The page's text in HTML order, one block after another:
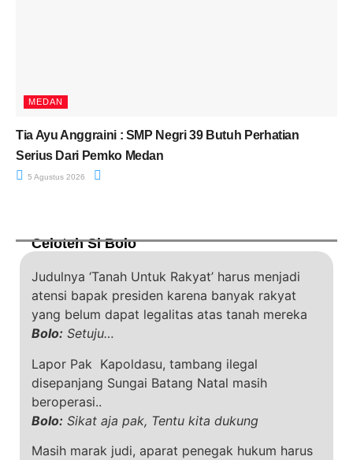
MEDAN
Tia Ayu Anggraini : SMP Negri 39 Butuh Perhatian
Serius Dari Pemko Medan
5 Agustus 2026
Celoteh Si Bolo
Judulnya ‘Tanah Untuk Rakyat’ harus menjadi
atensi bapak presiden karena banyak rakyat
yang belum dapat legalitas atas tanah mereka
Bolo: Setuju…
Lapor Pak Kapoldasu, tambang ilegal
disepanjang Sungai Batang Natal masih
beroperasi..
Bolo: Sikat aja pak, Tentu kita dukung
Masih marak judi, aparat penegak hukum harus